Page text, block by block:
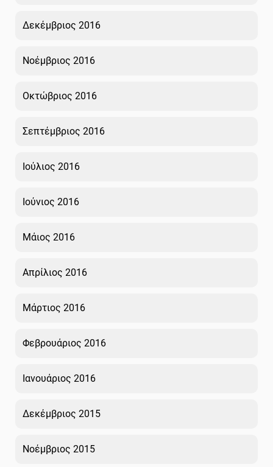
Δεκέμβριος 2016
Νοέμβριος 2016
Οκτώβριος 2016
Σεπτέμβριος 2016
Ιούλιος 2016
Ιούνιος 2016
Μάιος 2016
Απρίλιος 2016
Μάρτιος 2016
Φεβρουάριος 2016
Ιανουάριος 2016
Δεκέμβριος 2015
Νοέμβριος 2015